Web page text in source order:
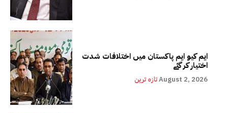
ایم کیو ایم پاکستان میں اختلافات شدت
اختیار کر گئے
تازہ ترینAugust 2, 2026